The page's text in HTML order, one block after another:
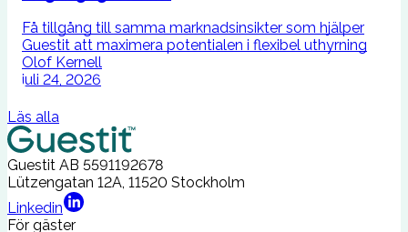
Få tillgång till samma marknadsinsikter som hjälper
Guestit att maximera potentialen i flexibel uthyrning
Olof Kernell
juli 24, 2026
Läs alla
Guestit AB 5591192678
Lützengatan 12A, 11520 Stockholm
Linkedin
För gäster